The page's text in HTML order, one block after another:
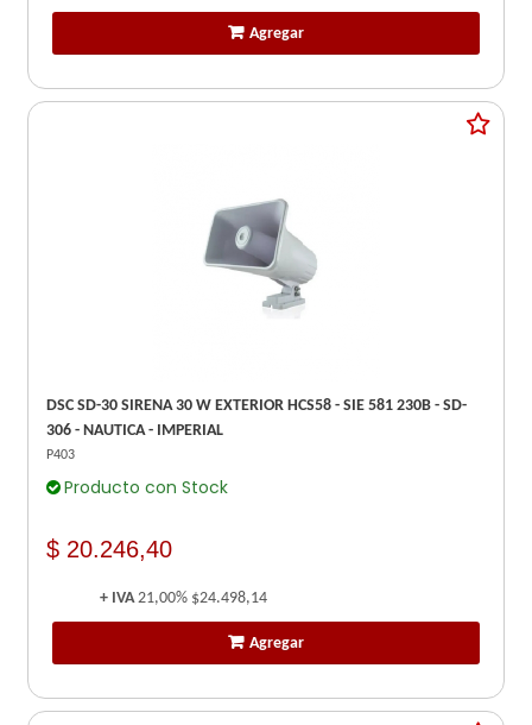
Agregar
DSC SD-30 SIRENA 30 W EXTERIOR HCS58 - SIE 581 230B - SD-
306 - NAUTICA - IMPERIAL
P403
Producto con Stock
$ 20.246,40
+ IVA21,00% $24.498,14
Agregar